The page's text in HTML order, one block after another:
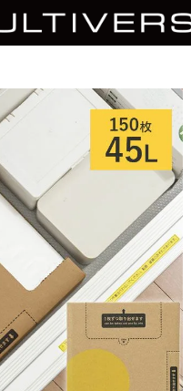
【50％OFF】半透明ごみ袋 45L 150枚